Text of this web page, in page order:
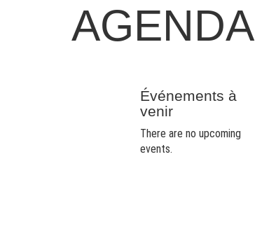
AGENDA
Événements à
venir
There are no upcoming
events.